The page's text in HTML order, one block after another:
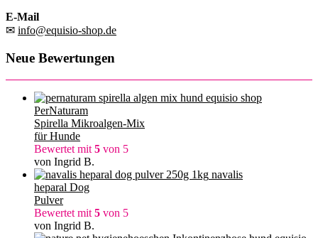
E-Mail
✉ info@equisio-shop.de
Neue Bewertungen
PerNaturam
Spirella Mikroalgen-Mix
für Hunde
Bewertet mit 5 von 5
von Ingrid B.
navalis
heparal Dog
Pulver
Bewertet mit 5 von 5
von Ingrid B.